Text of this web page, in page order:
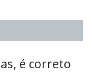
é correto